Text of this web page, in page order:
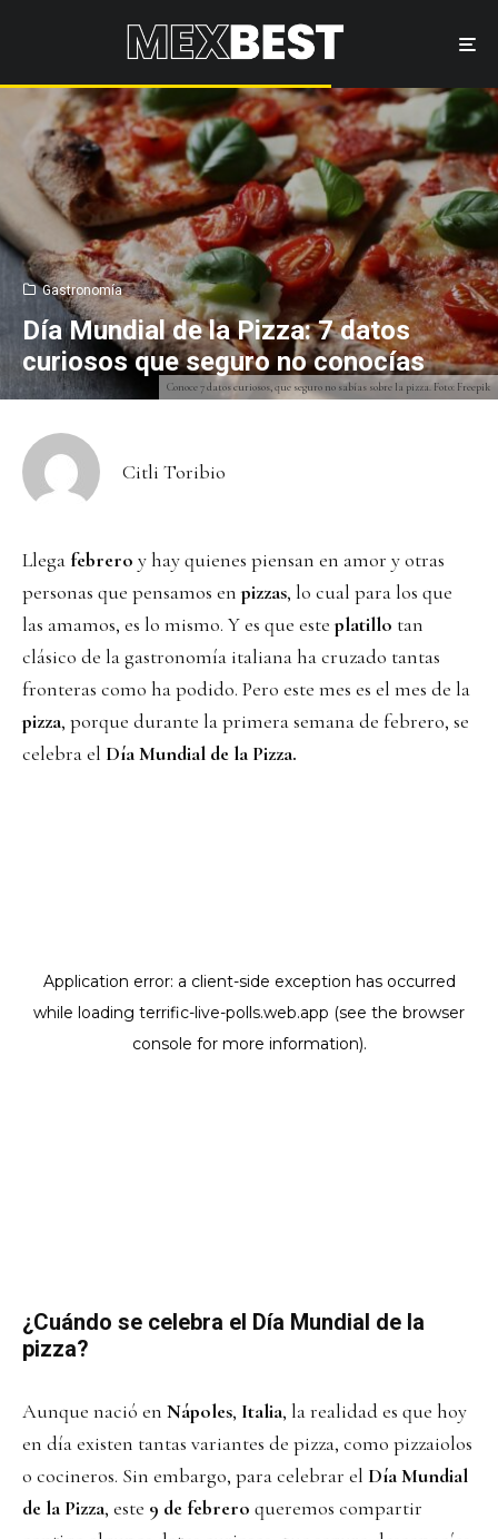
Conoce 7 datos curiosos, que seguro no sabías sobre la pizza. Foto: Freepik
Gastronomía
Día Mundial de la Pizza: 7 datos
curiosos que seguro no conocías
Citli Toribio
Llega febrero y hay quienes piensan en amor y otras
personas que pensamos enpizzas, lo cual para los que
las amamos, es lo mismo. Y es que esteplatillo tan
clásico de la gastronomía italiana ha cruzado tantas
fronteras como ha podido. Pero este mes es el mes de la
pizza, porque durante la primera semana de febrero, se
celebra el Día Mundial de la Pizza.
¿Cuándo se celebra el Día Mundial de la
pizza?
Aunque nació en Nápoles, Italia, la realidad es que hoy
en día existen tantas variantes de pizza, como pizzaiolos
o cocineros. Sin embargo, para celebrar el Día Mundial
de la Pizza, este 9 de febrero queremos compartir